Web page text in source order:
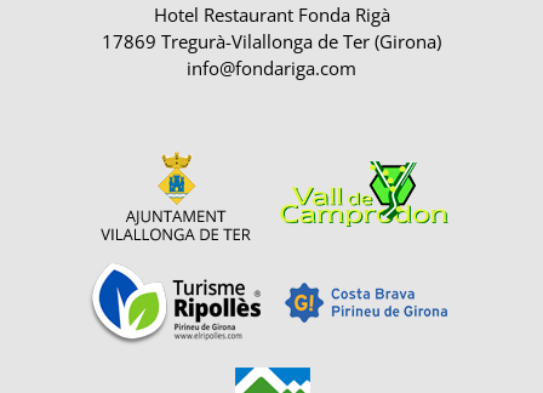
Hotel Restaurant Fonda Rigà
17869 Tregurà-Vilallonga de Ter (Girona)
info@fondariga.com